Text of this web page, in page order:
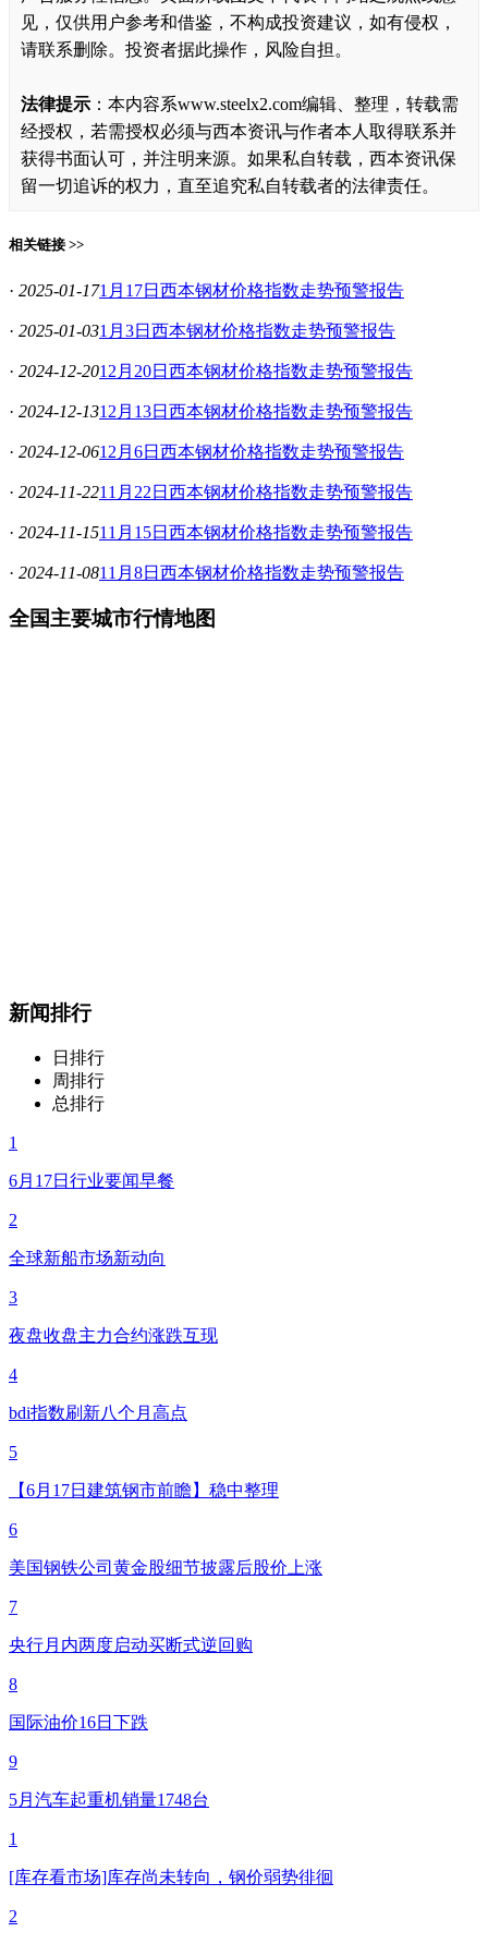
见，仅供用户参考和借鉴，不构成投资建议，如有侵权，
请联系删除。投资者据此操作，风险自担。
法律提示 ：本内容系www.steelx2.com编辑、整理，转载需
经授权，若需授权必须与西本资讯与作者本人取得联系并
获得书面认可，并注明来源。如果私自转载，西本资讯保
留一切追诉的权力，直至追究私自转载者的法律责任。
相关链接 >>
· 2025-01-171月17日西本钢材价格指数走势预警报告
· 2025-01-031月3日西本钢材价格指数走势预警报告
· 2024-12-2012月20日西本钢材价格指数走势预警报告
· 2024-12-1312月13日西本钢材价格指数走势预警报告
· 2024-12-0612月6日西本钢材价格指数走势预警报告
· 2024-11-2211月22日西本钢材价格指数走势预警报告
· 2024-11-1511月15日西本钢材价格指数走势预警报告
· 2024-11-0811月8日西本钢材价格指数走势预警报告
全国主要城市行情地图
新闻排行
日排行
周排行
总排行
1
6月17日行业要闻早餐
2
全球新船市场新动向
3
夜盘收盘主力合约涨跌互现
4
bdi指数刷新八个月高点
5
【6月17日建筑钢市前瞻】稳中整理
6
美国钢铁公司黄金股细节披露后股价上涨
7
央行月内两度启动买断式逆回购
8
国际油价16日下跌
9
5月汽车起重机销量1748台
1
[库存看市场]库存尚未转向，钢价弱势徘徊
2